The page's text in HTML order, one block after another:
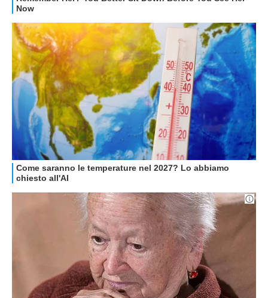
GUIDE ALL'ACQUISTO